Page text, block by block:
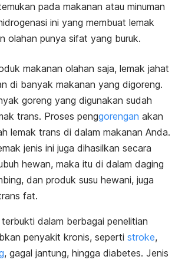
pada makanan atau minuman
ini yang membuat lemak
olahan punya sifat yang buruk.
makanan olahan saja, lemak jahat
di banyak makanan yang digoreng.
goreng yang digunakan sudah
trans. Proses penggorengan akan
lemak trans di dalam makanan Anda.
jenis ini juga dihasilkan secara
hewan, maka itu di dalam daging
dan produk susu hewani, juga
fat.
dalam berbagai penelitian
penyakit kronis, seperti stroke,
, gagal jantung, hingga diabetes. Jenis